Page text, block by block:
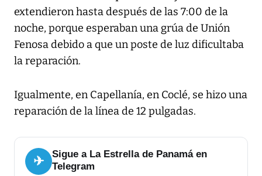
extendieron hasta después de las 7:00 de la
noche, porque esperaban una grúa de Unión
Fenosa debido a que un poste de luz dificultaba
la reparación.
Igualmente, en Capellanía, en Coclé, se hizo una
reparación de la línea de 12 pulgadas.
✈
Sigue a La Estrella de Panamá en
Telegram